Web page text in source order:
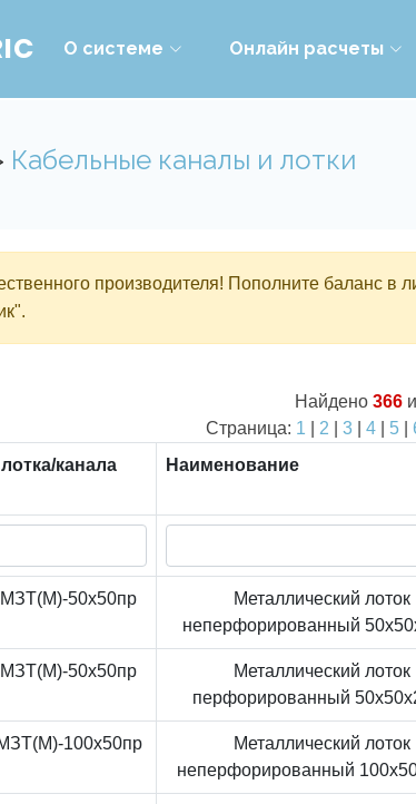
О системе Онлайн расчеты
Кабельные каналы и лотки
производителя! Пополните баланс в
Найдено 366
Страница: 1 2 3| 4| 5|
канала Наименование
50x50пр
Металлический лоток
неперфорированный
50x50пр
Металлический лоток
перфорированный
100x50пр
Металлический лоток
неперфорированный